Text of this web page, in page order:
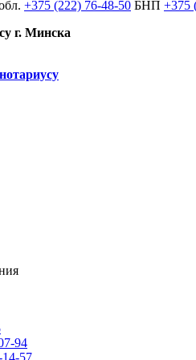
+375 (222) 76-48-50 БНП +375
г. Минска
94
57